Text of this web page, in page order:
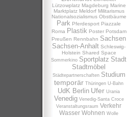
Lützowplatz Magdeburg Marine
Marktplatz Meldorf Militarismus
Nationalsozialismus Obstbäume
Park Pferdesport Piazzale
Roma Plastik Poster Potsdam
Preußen Rennbahn Sachsen
Sachsen-Anhalt Schleswig-
Holstein Shared Space
Sommerkino Sportplatz Stadt
Stadtmöbel
Städtepartnerschaften Studium
temporär Thüringen U-Bahn
UdK Berlin Ufer Urania
Venedig Venedig-Santa Croce
Veranstaltungsraum Verkehr
Wasser Wohnen Wolle